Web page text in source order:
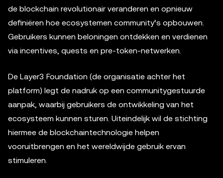
de blockchain revolutionair veranderen en opnieuw
definiëren hoe ecosystemen community’s opbouwen.
Gebruikers kunnen beloningen ontdekken en verdienen
via incentives, quests en pre-token-netwerken.
De Layer3 Foundation (de organisatie achter het
platform) legt de nadruk op een communitygestuurde
aanpak, waarbij gebruikers de ontwikkeling van het
ecosysteem kunnen sturen. Uiteindelijk wil de stichting
hiermee de blockchaintechnologie helpen
vooruitbrengen en het wereldwijde gebruik ervan
stimuleren.